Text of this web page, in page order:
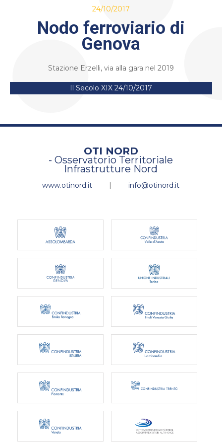
24/10/2017
Nodo ferroviario di
Genova
Stazione Erzelli, via alla gara nel 2019
Il Secolo XIX 24/10/2017
OTI NORD
- Osservatorio Territoriale
Infrastrutture Nord
www.otinord.it | info@otinord.it